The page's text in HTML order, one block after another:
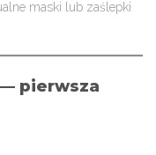
maski lub zaślepki
pierwsza